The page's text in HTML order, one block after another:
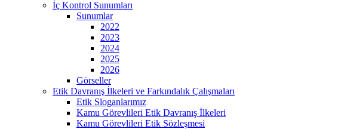
İç Kontrol Sunumları
Sunumlar
2022
2023
2024
2025
2026
Görseller
Etik Davranış İlkeleri ve Farkındalık Çalışmaları
Etik Sloganlarımız
Kamu Görevlileri Etik Davranış İlkeleri
Kamu Görevlileri Etik Sözleşmesi